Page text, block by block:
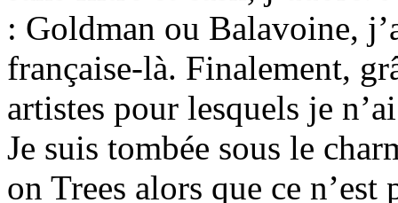
: Goldman ou Balavoine,
française-là. Finalement,
artistes pour lesquels je
Je suis tombée sous le
on Trees alors que ce